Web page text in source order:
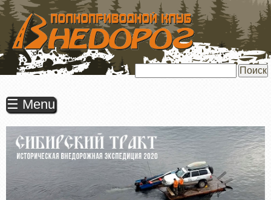
ПЕРЕЙТИ
ОСНОВНОМУ
СОДЕРЖАНИЮ
☰ Menu